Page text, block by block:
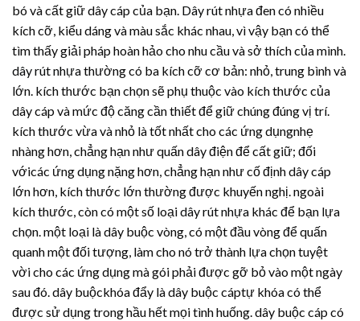
bó và cất giữ dây cáp của bạn. Dây rút nhựađen có nhiều
kích cỡ, kiểu dáng và màu sắc khác nhau, vì vậy bạn có thể
tìm thấy giải pháp hoàn hảo cho nhu cầu và sở thích của mình.
dây rút nhựathường có ba kích cỡ cơ bản: nhỏ, trung bình và
lớn. kích thước bạn chọn sẽ phụ thuộc vào kích thước của
dây cáp và mức độ căng cần thiết để giữ chúng đúng vị trí.
kích thước vừa và nhỏ là tốt nhất cho các ứng dụngnhẹ
nhàng hơn, chẳng hạn như quấn dây điện để cất giữ; đối
vớicác ứng dụng nặng hơn, chẳng hạn như cố định dây cáp
lớn hơn, kích thước lớn thường được khuyến nghị. ngoài
kích thước, còn có một số loạidây rút nhựa khác để bạn lựa
chọn. một loại là dây buộc vòng, có một đầu vòng để quấn
quanh một đối tượng, làm cho nó trở thành lựa chọn tuyệt
vời cho các ứng dụng mà gói phải được gỡ bỏ vào một ngày
sau đó. dây buộckhóa đẩy là dây buộc cáptự khóa có thể
được sử dụng trong hầu hết mọi tình huống. dây buộc cáp có